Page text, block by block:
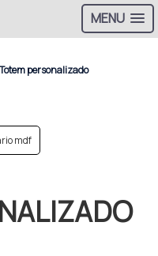
MENU
Totem personalizado
mdf